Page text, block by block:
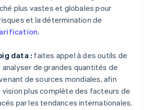
plus vastes et globales pour
et la détermination de
.
data : faites appel à des outils de
de grandes quantités de
de sources mondiales, afin
vision plus complète des facteurs de
par les tendances internationales.